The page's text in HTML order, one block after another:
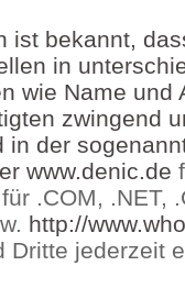
ist bekannt,
in
wie Name und
zwingend
in der
www.denic.de
für .COM, .NET,
http://
Dritte jederzeit